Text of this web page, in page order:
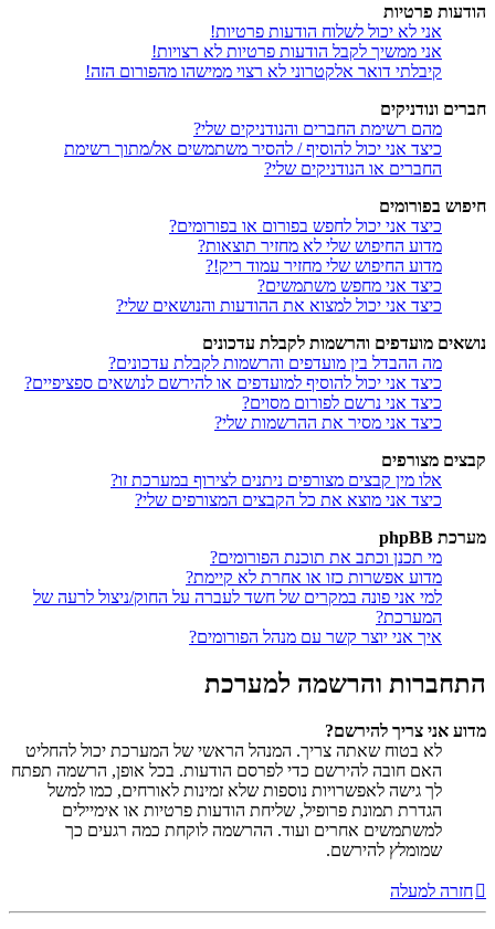
הודעות פרטיות
אני לא יכול לשלוח הודעות פרטיות!
אני ממשיך לקבל הודעות פרטיות לא רצויות!
קיבלתי דואר אלקטרוני לא רצוי ממישהו מהפורום הזה!
חברים ונודניקים
מהם רשימת החברים והנודניקים שלי?
כיצד אני יכול להוסיף / להסיר משתמשים אל/מתוך רשימת
החברים או הנודניקים שלי?
חיפוש בפורומים
כיצד אני יכול לחפש בפורום או בפורומים?
מדוע החיפוש שלי לא מחזיר תוצאות?
מדוע החיפוש שלי מחזיר עמוד ריק!?
כיצד אני מחפש משתמשים?
כיצד אני יכול למצוא את ההודעות והנושאים שלי?
נושאים מועדפים והרשמות לקבלת עדכונים
מה ההבדל בין מועדפים והרשמות לקבלת עדכונים?
כיצד אני יכול להוסיף למועדפים או להירשם לנושאים ספציפיים?
כיצד אני נרשם לפורום מסוים?
כיצד אני מסיר את ההרשמות שלי?
קבצים מצורפים
אלו מין קבצים מצורפים ניתנים לצירוף במערכת זו?
כיצד אני מוצא את כל הקבצים המצורפים שלי?
מערכת phpBB
מי תכנן וכתב את תוכנת הפורומים?
מדוע אפשרות כזו או אחרת לא קיימת?
למי אני פונה במקרים של חשד לעברה על החוק/ניצול לרעה של
המערכת?
איך אני יוצר קשר עם מנהל הפורומים?
התחברות והרשמה למערכת
מדוע אני צריך להירשם?
לא בטוח שאתה צריך. המנהל הראשי של המערכת יכול להחליט
האם חובה להירשם כדי לפרסם הודעות. בכל אופן, הרשמה תפתח
לך גישה לאפשרויות נוספות שלא זמינות לאורחים, כמו למשל
הגדרת תמונת פרופיל, שליחת הודעות פרטיות או אימיילים
למשתמשים אחרים ועוד. ההרשמה לוקחת כמה רגעים כך
שמומלץ להירשם.
חזרה למעלה